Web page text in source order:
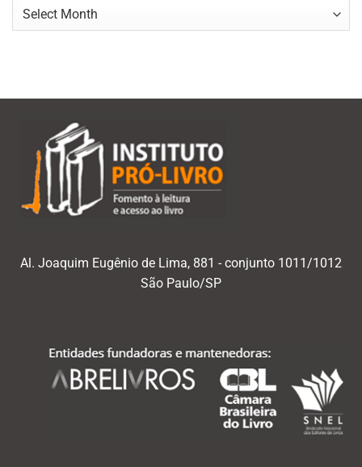
Navegar
Al. Joaquim Eugênio de Lima, 881 - conjunto 1011/1012
São Paulo/SP